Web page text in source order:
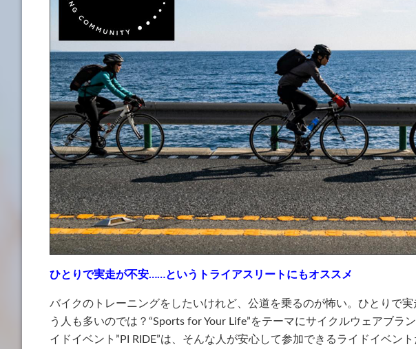
ひとりで実走が不安……というトライアスリートにもオススメ
バイクのトレーニングをしたいけれど、公道を乗るのが怖い。ひとりで
う人も多いのでは？“Sports for Your Life”をテーマにサイクルウェアブラ
イドイベント”PI RIDE”は、そんな人が安心して参加できるライドイベント